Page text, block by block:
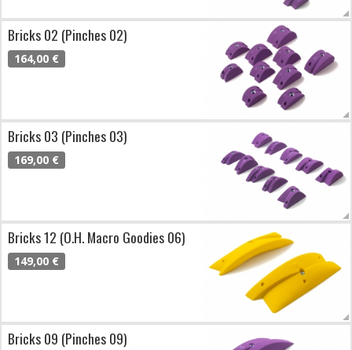
Bricks 02 (Pinches 02)
164,00 €
Bricks 03 (Pinches 03)
169,00 €
Bricks 12 (O.H. Macro Goodies 06)
149,00 €
Bricks 09 (Pinches 09)